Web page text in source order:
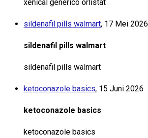
xenical generico orlistat
sildenafil pills walmart, 17 Mei 2026
sildenafil pills walmart
sildenafil pills walmart
ketoconazole basics, 15 Juni 2026
ketoconazole basics
ketoconazole basics